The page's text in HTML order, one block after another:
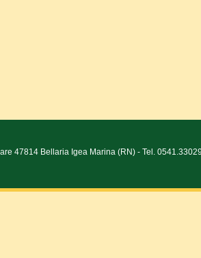
47814 Bellaria Igea Marina (RN) - Tel.